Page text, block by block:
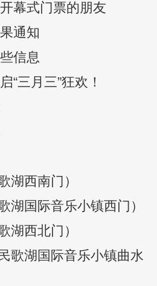
式门票的朋友
通知
信息
三月三”狂欢！
西南门）
国际音乐小镇西门）
西北门）
湖国际音乐小镇曲水